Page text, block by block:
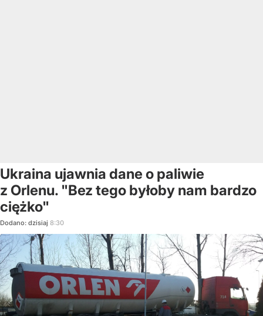
Ukraina ujawnia dane o paliwie
z Orlenu. "Bez tego byłoby nam bardzo
ciężko"
Dodano: dzisiaj 8:30